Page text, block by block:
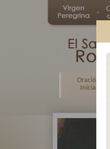
Oración
Inicial